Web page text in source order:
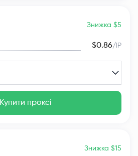
Знижка $5
$0.86/IP
Купити проксі
Знижка $15